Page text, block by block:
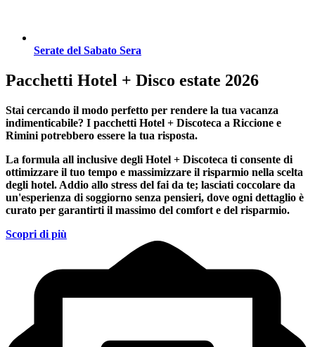
Serate del Sabato Sera
Pacchetti Hotel + Disco estate 2026
Stai cercando il modo perfetto per rendere la tua vacanza
indimenticabile? I pacchetti Hotel + Discoteca a Riccione e
Rimini potrebbero essere la tua risposta.
La formula all inclusive degli Hotel + Discoteca ti consente di
ottimizzare il tuo tempo e massimizzare il risparmio nella scelta
degli hotel. Addio allo stress del fai da te; lasciati coccolare da
un'esperienza di soggiorno senza pensieri, dove ogni dettaglio è
curato per garantirti il massimo del comfort e del risparmio.
Scopri di più